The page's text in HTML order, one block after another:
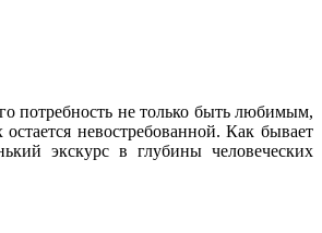
потребность не только быть любимым,
невостребованной. Как бывает
экскурс в глубины человеческих